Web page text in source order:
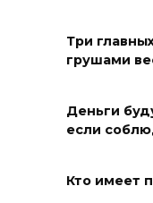
Андрей
в
06 августа
Три
грушами
Деньги
если
Кто имеет